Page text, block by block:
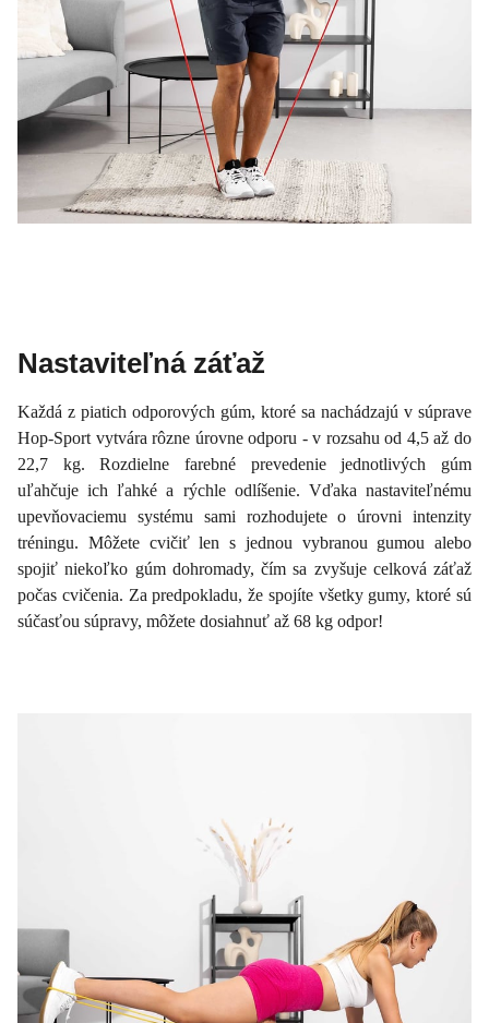
Nastaviteľná záťaž
Každá z piatich odporových gúm, ktoré sa nachádzajú v súprave
Hop-Sport vytvára rôzne úrovne odporu - v rozsahu od 4,5 až do
22,7 kg. Rozdielne farebné prevedenie jednotlivých gúm
uľahčuje ich ľahké a rýchle odlíšenie. Vďaka nastaviteľnému
upevňovaciemu systému sami rozhodujete o úrovni intenzity
tréningu. Môžete cvičiť len s jednou vybranou gumou alebo
spojiť niekoľko gúm dohromady, čím sa zvyšuje celková záťaž
počas cvičenia. Za predpokladu, že spojíte všetky gumy, ktoré sú
súčasťou súpravy, môžete dosiahnuť až 68 kg odpor!